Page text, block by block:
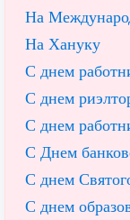
На
На Хануку
С днем
С днем
С днем
С Днем
С днем
С днем